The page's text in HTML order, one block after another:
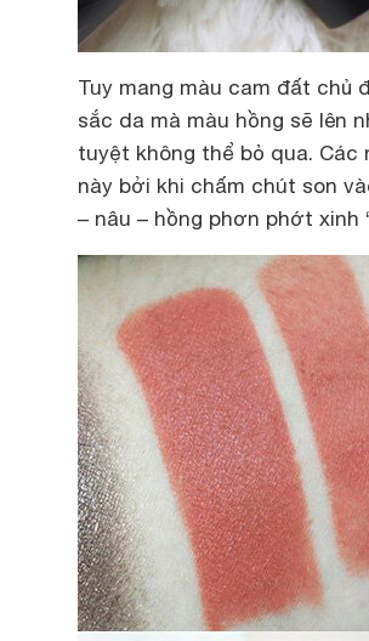
Tuy mang màu cam đất chủ
sắc da mà màu hồng sẽ lên
tuyệt không thể bỏ qua. Các
này bởi khi chấm chút son
– nâu – hồng phơn phớt xinh